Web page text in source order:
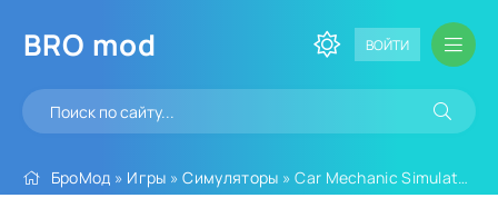
BRO mod ВОЙТИ
БроМод » Игры »Симуляторы » Car Mechanic Simulator Racing [Мод бесплатные покупки]